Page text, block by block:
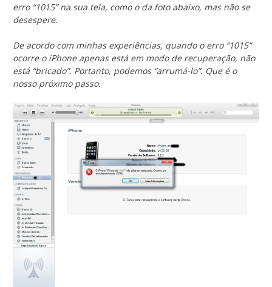
erro “1015” na sua tela, como o da foto abaixo, mas não se
desespere.
De acordo com minhas experiências, quando o erro “1015”
ocorre o iPhone apenas está em modo de recuperação, não
está “bricado”. Portanto, podemos “arrumá-lo”. Que é o
nosso próximo passo.